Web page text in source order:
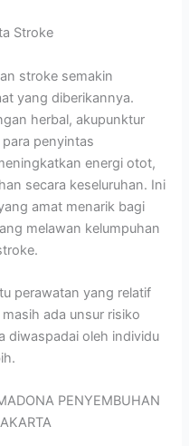
Stroke
stroke semakin
yang diberikannya.
herbal, akupunktur
penyintas
energi otot,
secara keseluruhan. Ini
amat menarik bagi
melawan kelumpuhan
perawatan yang relatif
ada unsur risiko
diwaspadai oleh individu